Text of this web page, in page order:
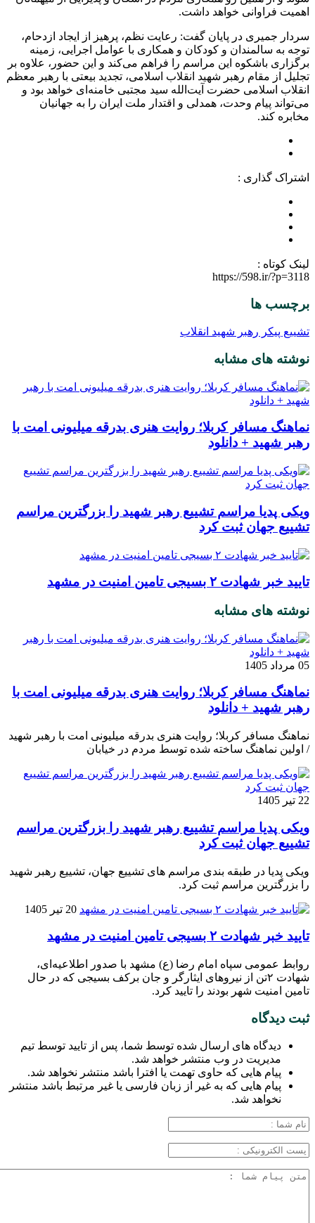
اهمیت فراوانی خواهد داشت.
سردار جمیری در پایان گفت: رعایت نظم، پرهیز از ایجاد ازدحام،
توجه به سالمندان و کودکان و همکاری با عوامل اجرایی، زمینه
برگزاری باشکوه این مراسم را فراهم می‌کند و این حضور، علاوه بر
تجلیل از مقام رهبر شهید انقلاب اسلامی، تجدید بیعتی با رهبر معظم
انقلاب اسلامی حضرت آیت‌الله سید مجتبی خامنه‌ای خواهد بود و
می‌تواند پیام وحدت، همدلی و اقتدار ملت ایران را به جهانیان
مخابره کند.
اشتراک گذاری :
لینک کوتاه :
https://598.ir/?p=3118
برچسب ها
تشییع پیکر رهبر شهید انقلاب
نوشته های مشابه
نماهنگ مسافر کربلا؛ روایت هنری بدرقه میلیونی امت با
رهبر شهید + دانلود
ویکی پدیا مراسم تشییع رهبر شهید را بزرگترین مراسم
تشییع جهان ثبت کرد
تایید خبر شهادت ۲ بسیجی تامین امنیت در مشهد
نوشته های مشابه
05 مرداد 1405
نماهنگ مسافر کربلا؛ روایت هنری بدرقه میلیونی امت با
رهبر شهید + دانلود
نماهنگ مسافر کربلا؛ روایت هنری بدرقه میلیونی امت با رهبر شهید
/ اولین نماهنگ ساخته شده توسط مردم در خیابان
22 تیر 1405
ویکی پدیا مراسم تشییع رهبر شهید را بزرگترین مراسم
تشییع جهان ثبت کرد
ویکی پدیا در طبقه بندی مراسم های تشییع جهان، تشییع رهبر شهید
را بزرگترین مراسم ثبت کرد.
20 تیر 1405
تایید خبر شهادت ۲ بسیجی تامین امنیت در مشهد
روابط عمومی سپاه امام رضا (ع) مشهد با صدور اطلاعیه‌ای،
شهادت ۲تن از نیروهای ایثارگر و جان برکف بسیجی که در حال
تامین امنیت شهر بودند را تایید کرد.
ثبت دیدگاه
دیدگاه های ارسال شده توسط شما، پس از تایید توسط تیم
مدیریت در وب منتشر خواهد شد.
پیام هایی که حاوی تهمت یا افترا باشد منتشر نخواهد شد.
پیام هایی که به غیر از زبان فارسی یا غیر مرتبط باشد منتشر
نخواهد شد.